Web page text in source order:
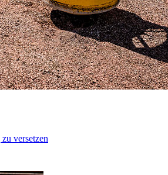
versetzen